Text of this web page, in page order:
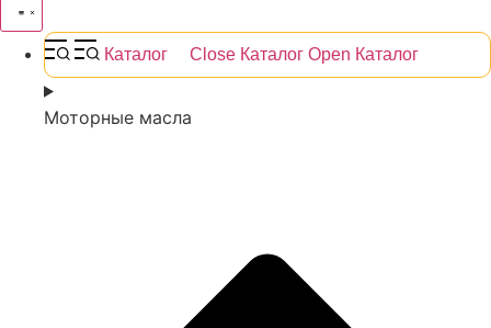
Каталог Close Каталог Open Каталог
Моторные масла